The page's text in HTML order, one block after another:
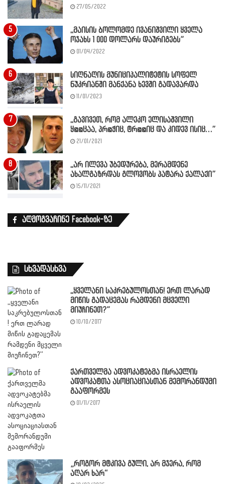
27/05/2022
,,მაისის ბოლომდე ივანიშვილი ყველა
ოჯახს 1 000 დოლარს დაურიგებს”
01/04/2022
სიღნაღის მუნიციპალიტეტის სოფელ
ნუკრიანში მანქანა ხევში გადავარდა
11/01/2023
,,გავივეთ, რომ ალეკო ელისაშვილი
ყ@@ცაა, პრ@ჭიც, ტრ@@იც და კიდევ ისიც…”
21/01/2021
,,არ ილევა უბედურება, მერამდენე
ახალგაზრდას გლოვობს პატარა ქალაქი”
15/11/2021
აღმოგვაჩინე Facebook-ზე
სხვადასხვა
,,ყველანი საკრებულოსთან! ერთ ლარად
მიწის გადაცემას რამდენი მცველი
მიუჩინეთ?”
10/10/2017
ქართველმა ადვოკატებმა ისრაელის
ადვოკატთა ასოციაციასთან მემორანდუმი
გააფორმეს
01/11/2017
„როგორ მტკივა გული, არ მჯერა, რომ
აღარ ხარ“